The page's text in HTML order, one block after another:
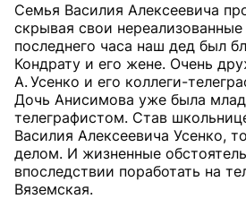
Семья Василия Алексеевича
скрывая свои
последнего часа наш дед был
Кондрату и его жене. Очень
А. Усенко и его коллеги-
Дочь Анисимова уже была
телеграфистом. Став
Василия Алексеевича Усенко,
делом. И жизненные
впоследствии поработать на
Вяземская.